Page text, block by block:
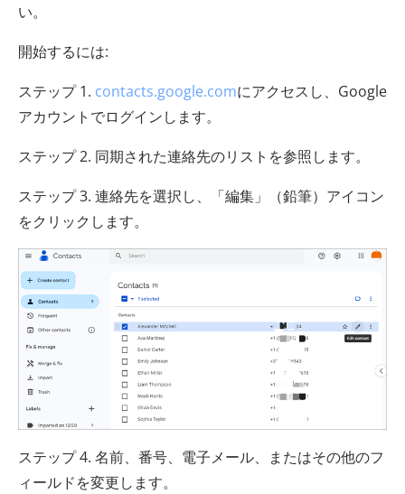
い。
開始するには:
ステップ 1. contacts.google.comにアクセスし、Google
アカウントでログインします。
ステップ 2. 同期された連絡先のリストを参照します。
ステップ 3. 連絡先を選択し、「編集」（鉛筆）アイコン
をクリックします。
ステップ 4. 名前、番号、電子メール、またはその他のフ
ィールドを変更します。